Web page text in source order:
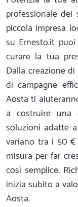
professionale
piccola impresa
su Ernesto.it
curare la tua
Dalla creazione
di campagne
Aosta ti
a costruire una
soluzioni adatte
variano tra i 50
misura per far
così semplice.
inizia subito a
Aosta.